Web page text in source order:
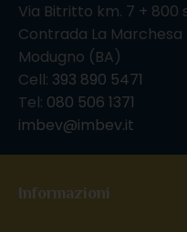
Via Bitritto km. 7 + 800
Contrada La Marchesa
Modugno (BA)
Cell: 393 890 5471
Tel: 080 506 1371
imbev@imbev.it
Informazioni